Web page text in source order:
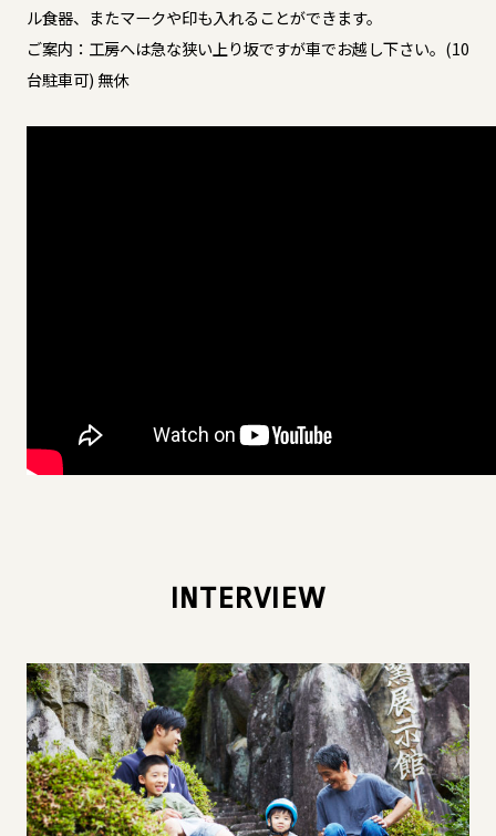
ル食器、またマークや印も入れることができます。
ご案内：工房へは急な狭い上り坂ですが車でお越し下さい。(10
台駐車可) 無休
INTERVIEW